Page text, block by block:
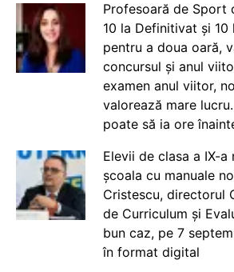
Profesoară de Sport
10 la Definitivat și 10
pentru a doua oară,
concursul și anul
examen anul viitor,
valorează mare
poate să ia ore
Elevii de clasa a IX-a
școala cu manuale
Cristescu, directorul
de Curriculum și
bun caz, pe 7
în format digital